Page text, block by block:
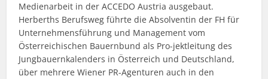
Medienarbeit in der ACCEDO Austria ausgebaut.
Herberths Berufsweg führte die Absolventin der FH für
Unternehmensführung und Management vom
Österreichischen Bauernbund als Pro-jektleitung des
Jungbauernkalenders in Österreich und Deutschland,
über mehrere Wiener PR-Agenturen auch in den